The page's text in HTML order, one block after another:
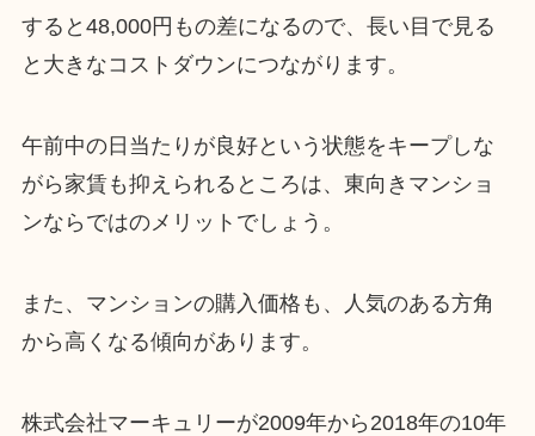
すると48,000円もの差になるので、長い目で見る
と大きなコストダウンにつながります。
午前中の日当たりが良好という状態をキープしな
がら家賃も抑えられるところは、東向きマンショ
ンならではのメリットでしょう。
また、マンションの購入価格も、人気のある方角
から高くなる傾向があります。
株式会社マーキュリーが2009年から2018年の10年